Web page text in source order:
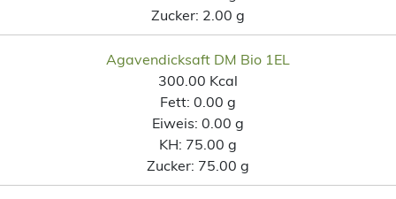
Zucker: 2.00 g
Agavendicksaft DM Bio 1EL
300.00 Kcal
Fett: 0.00 g
Eiweis: 0.00 g
KH: 75.00 g
Zucker: 75.00 g